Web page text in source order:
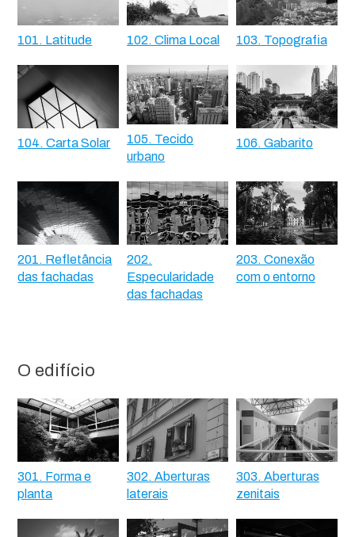
101. Latitude 102. Clima Local 103. Topografia
104. Carta Solar
105. Tecido
urbano
106. Gabarito
201. Refletância
das fachadas
202.
Especularidade
das fachadas
203. Conexão
com o entorno
O edifício
301. Forma e
planta
302. Aberturas
laterais
303. Aberturas
zenitais